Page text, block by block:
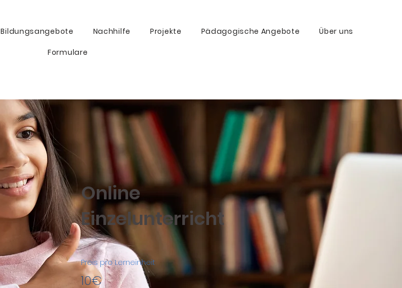
Bildungsangebote Nachhilfe Projekte Pädagogische Angebote Über uns
Formulare
Online
Einzelunterricht
Preis pro Lerneinheit
10€